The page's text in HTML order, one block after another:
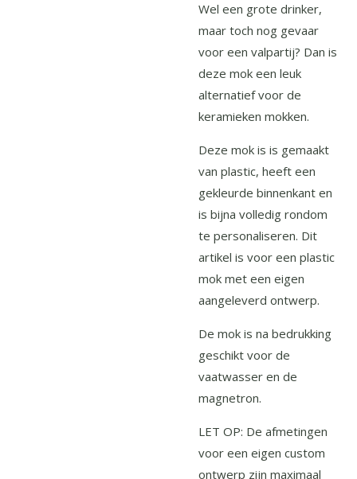
Wel een grote drinker,
maar toch nog gevaar
voor een valpartij? Dan is
deze mok een leuk
alternatief voor de
keramieken mokken.
Deze mok is is gemaakt
van plastic, heeft een
gekleurde binnenkant en
is bijna volledig rondom
te personaliseren. Dit
artikel is voor een plastic
mok met een eigen
aangeleverd ontwerp.
De mok is na bedrukking
geschikt voor de
vaatwasser en de
magnetron.
LET OP: De afmetingen
voor een eigen custom
ontwerp zijn maximaal